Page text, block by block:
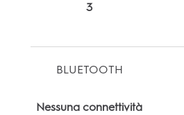
3
BLUETOOTH
Nessuna connettività